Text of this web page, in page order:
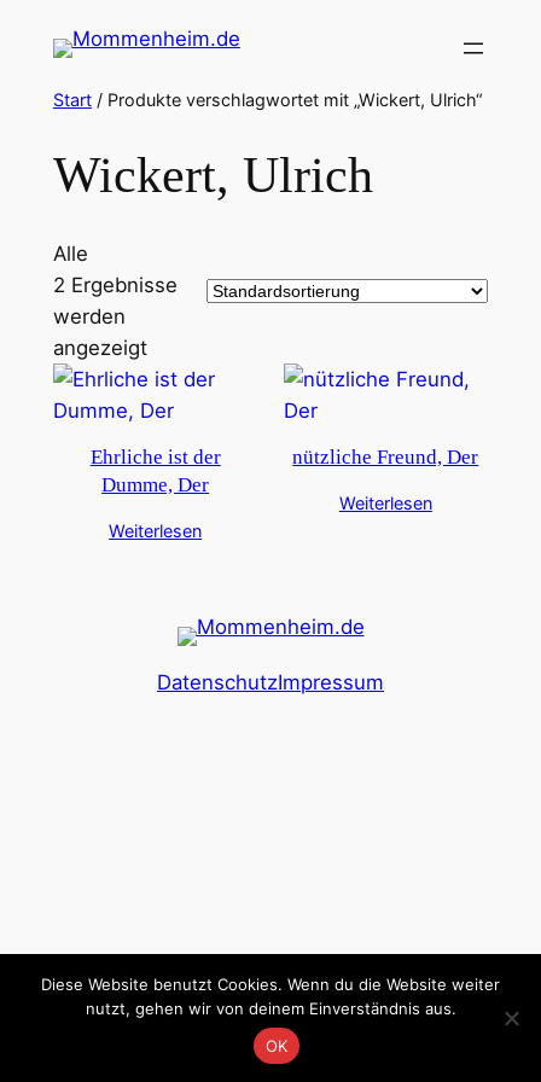
Inhalt
springen
Start/ Produkte verschlagwortet mit „Wickert, Ulrich“
Wickert, Ulrich
Alle
2 Ergebnisse
werden
angezeigt
Ehrliche ist der
Dumme, Der
Weiterlesen
nützliche Freund, Der
Weiterlesen
DatenschutzImpressum
Diese Website benutzt Cookies. Wenn du die Website weiter
nutzt, gehen wir von deinem Einverständnis aus.
OK